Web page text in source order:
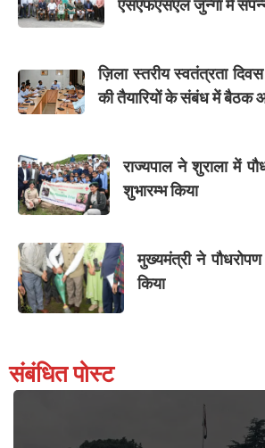
एसएफएसएल जुन्गा में
ज़िला स्तरीय स्वतंत्रता
की तैयारियों के संबंध में बैठक
राज्यपाल ने शुराला में
शुभारम्भ किया
मुख्यमंत्री ने
किया
संबंधित पोस्ट